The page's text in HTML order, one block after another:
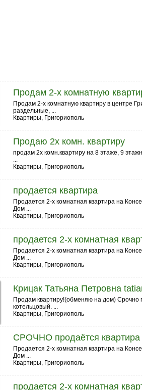
Продам 2-х комнатную
Продам 2-х комнатную квартиру в центре
раздельные, ...
Квартиры, Григориополь
Продаю 2х комн. квартиру
продам 2х комн.квартиру на 8 этаже, 9
...
Квартиры, Григориополь
продается квартира
Продается 2-х комнатная квартира на
Дом ...
Квартиры, Григориополь
продается 2-х комнатная
Продается 2-х комнатная квартира на
Дом ...
Квартиры, Григориополь
Крицак Татьяна Петровна
Продам квартиру!(обменяю на дом) Срочно
котельцовый. ...
Квартиры, Григориополь
СРОЧНО продаётся
Продается 2-х комнатная квартира на
Дом ...
Квартиры, Григориополь
продается 2-х комнатная